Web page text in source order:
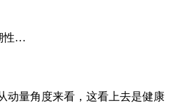
性…
动量角度来看，这看上去是健康